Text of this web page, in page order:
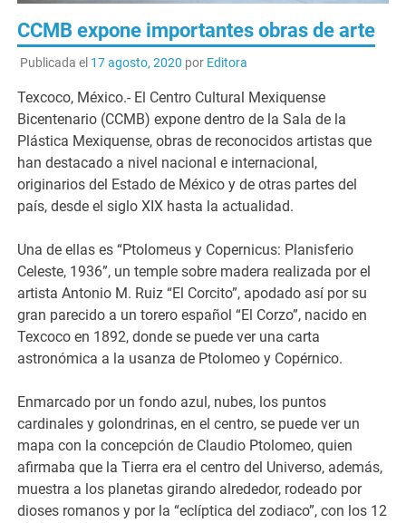
CCMB expone importantes obras de arte
Publicada el 17 agosto, 2020 por Editora
Texcoco, México.- El Centro Cultural Mexiquense
Bicentenario (CCMB) expone dentro de la Sala de la
Plástica Mexiquense, obras de reconocidos artistas que
han destacado a nivel nacional e internacional,
originarios del Estado de México y de otras partes del
país, desde el siglo XIX hasta la actualidad.
Una de ellas es “Ptolomeus y Copernicus: Planisferio
Celeste, 1936”, un temple sobre madera realizada por el
artista Antonio M. Ruiz “El Corcito”, apodado así por su
gran parecido a un torero español “El Corzo”, nacido en
Texcoco en 1892, donde se puede ver una carta
astronómica a la usanza de Ptolomeo y Copérnico.
Enmarcado por un fondo azul, nubes, los puntos
cardinales y golondrinas, en el centro, se puede ver un
mapa con la concepción de Claudio Ptolomeo, quien
afirmaba que la Tierra era el centro del Universo, además,
muestra a los planetas girando alrededor, rodeado por
dioses romanos y por la “eclíptica del zodiaco”, con los 12